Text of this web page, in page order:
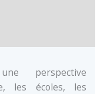
perspective
les écoles, les